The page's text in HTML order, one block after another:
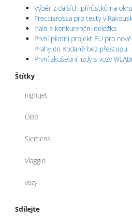
Výběr z dalších přírůstků na
Frecciarossa pro testy v
Italo a konkurenční doložka
První pilotní projekt EU pro
Prahy do Kodaně bez přestupu
První zkušební jízdy s vozy
Štítky
nightjet
ÖBB
Siemens
Viaggio
vozy
Sdílejte